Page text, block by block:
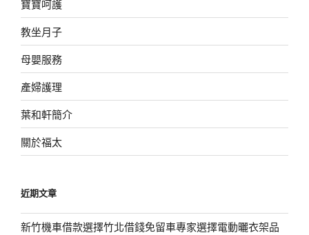
寶寶呵護
教坐月子
母嬰服務
產婦護理
葉和軒簡介
關於福太
近期文章
新竹機車借款選擇竹北借錢免留車專家選擇電動曬衣架品